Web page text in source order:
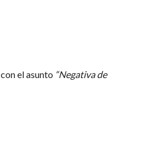
con el asunto “Negativa de